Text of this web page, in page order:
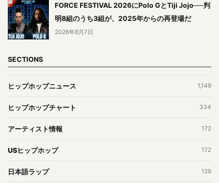
FORCE FESTIVAL 2026にPolo GとTiji Jojo──判
明8組のうち3組が、2025年からの再登場だ
2026年8月7日
SECTIONS
ヒップホップニュース 1,149
ヒップホップチャート 334
アーティスト情報 172
USヒップホップ 172
日本語ラップ 129